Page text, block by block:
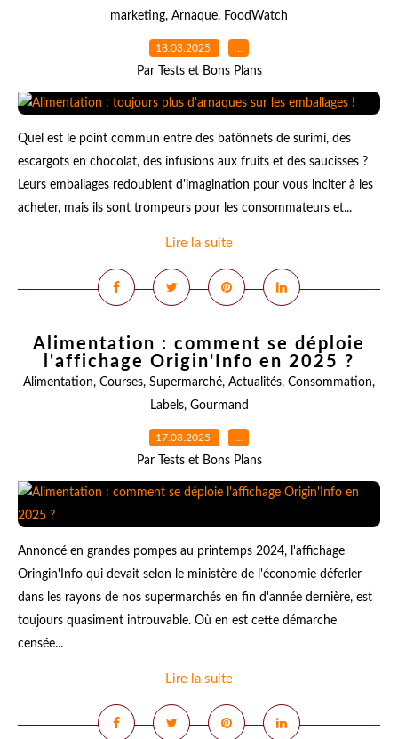
marketing, Arnaque, FoodWatch
18.03.2025 …
Par Tests et Bons Plans
Quel est le point commun entre des batônnets de surimi, des
escargots en chocolat, des infusions aux fruits et des saucisses ?
Leurs emballages redoublent d'imagination pour vous inciter à les
acheter, mais ils sont trompeurs pour les consommateurs et...
Lire la suite
Alimentation : comment se déploie
l'affichage Origin'Info en 2025 ?
Alimentation, Courses, Supermarché, Actualités, Consommation,
Labels, Gourmand
17.03.2025 …
Par Tests et Bons Plans
Annoncé en grandes pompes au printemps 2024, l'affichage
Oringin'Info qui devait selon le ministère de l'économie déferler
dans les rayons de nos supermarchés en fin d'année dernière, est
toujours quasiment introuvable. Où en est cette démarche
censée...
Lire la suite